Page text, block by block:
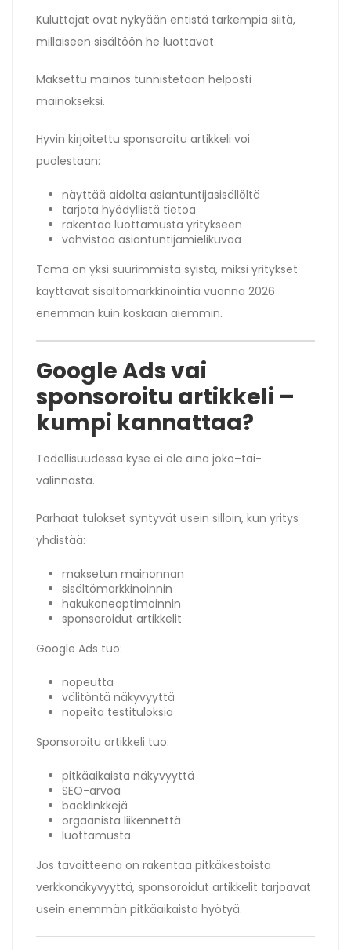
Kuluttajat ovat nykyään entistä tarkempia siitä,
millaiseen sisältöön he luottavat.
Maksettu mainos tunnistetaan helposti
mainokseksi.
Hyvin kirjoitettu sponsoroitu artikkeli voi
puolestaan:
näyttää aidolta asiantuntijasisällöltä
tarjota hyödyllistä tietoa
rakentaa luottamusta yritykseen
vahvistaa asiantuntijamielikuvaa
Tämä on yksi suurimmista syistä, miksi yritykset
käyttävät sisältömarkkinointia vuonna 2026
enemmän kuin koskaan aiemmin.
Google Ads vai
sponsoroitu artikkeli –
kumpi kannattaa?
Todellisuudessa kyse ei ole aina joko–tai-
valinnasta.
Parhaat tulokset syntyvät usein silloin, kun yritys
yhdistää:
maksetun mainonnan
sisältömarkkinoinnin
hakukoneoptimoinnin
sponsoroidut artikkelit
Google Ads tuo:
nopeutta
välitöntä näkyvyyttä
nopeita testituloksia
Sponsoroitu artikkeli tuo:
pitkäaikaista näkyvyyttä
SEO-arvoa
backlinkkejä
orgaanista liikennettä
luottamusta
Jos tavoitteena on rakentaa pitkäkestoista
verkkonäkyvyyttä, sponsoroidut artikkelit tarjoavat
usein enemmän pitkäaikaista hyötyä.